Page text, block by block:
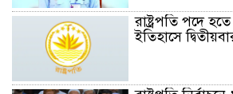
রাষ্ট্রপতি পদে
ইতিহাসে